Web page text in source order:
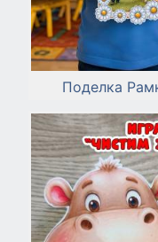
Поделка